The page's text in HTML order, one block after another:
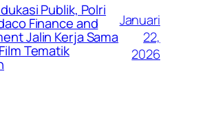
Publik, Polri
Finance and
Jalin Kerja Sama
Tematik
Januari
22,
2026